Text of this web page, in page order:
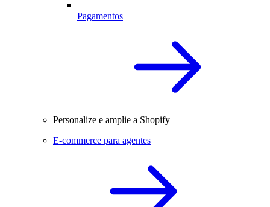
Pagamentos
Personalize e amplie a Shopify
E-commerce para agentes